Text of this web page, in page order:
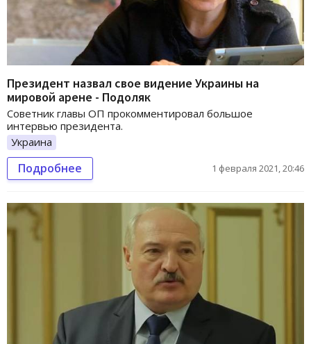
Президент назвал свое видение Украины на
мировой арене - Подоляк
Советник главы ОП прокомментировал большое
интервью президента.
Украина
Подробнее 1 февраля 2021, 20:46